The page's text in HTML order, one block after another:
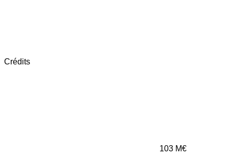
Crédits
103 M€